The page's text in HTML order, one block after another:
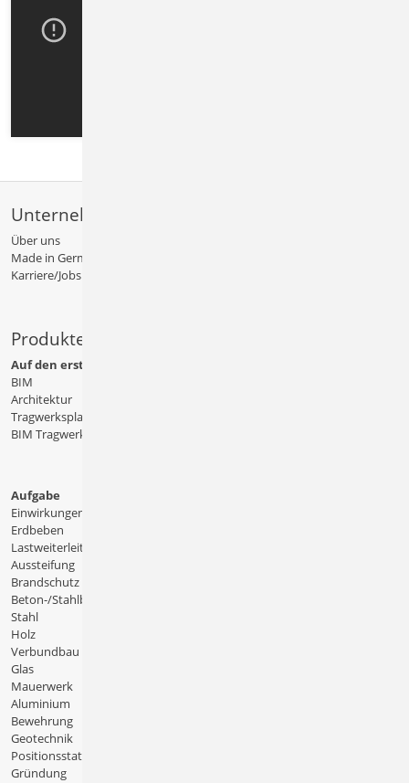
Unternehmen
Über uns
Made in Germany
Karriere/Jobs
Produkte
Auf den ersten Blick
BIM
Architektur
Tragwerksplanung
BIM Tragwerksplanung
Aufgabe
Einwirkungen
Erdbeben
Lastweiterleitung
Aussteifung
Brandschutz
Beton-/Stahlbeton
Stahl
Holz
Verbundbau
Glas
Mauerwerk
Aluminium
Bewehrung
Geotechnik
Positionsstatik
Gründung